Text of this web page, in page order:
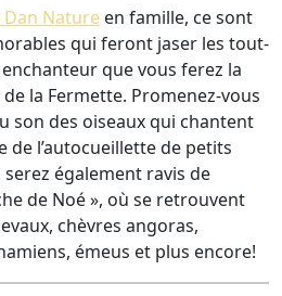
Dan Nature en famille, ce sont
qui feront jaser les tout-
que vous ferez la
la Fermette. Promenez-vous
son des oiseaux qui chantent
l’autocueillette de petits
également ravis de
de Noé », où se retrouvent
chèvres angoras,
émeus et plus encore!